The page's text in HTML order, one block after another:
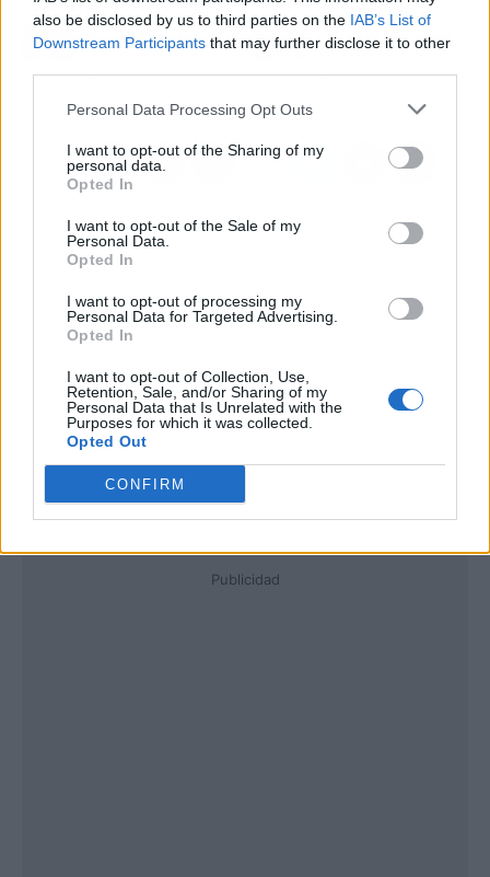
also be disclosed by us to third parties on the IAB’s List of
Downstream Participants that may further disclose it to other
Personal Data Processing Opt Outs
I want to opt-out of the Sharing of my
personal data.
Opted In
I want to opt-out of the Sale of my
Personal Data.
Opted In
I want to opt-out of processing my
Personal Data for Targeted Advertising.
Opted In
I want to opt-out of Collection, Use,
Retention, Sale, and/or Sharing of my
Personal Data that Is Unrelated with the
Purposes for which it was collected.
Opted Out
CONFIRM
Artículo anterior
Servicio de cerrajería
Artículo siguiente
Últimas plazas para el
Publicidad